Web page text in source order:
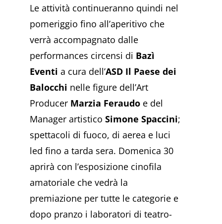
Le attività continueranno quindi nel
pomeriggio fino all’aperitivo che
verrà accompagnato dalle
performances circensi di Bazì
Eventi a cura dell’ASD Il Paese dei
Balocchi nelle figure dell’Art
Producer Marzia Feraudo e del
Manager artistico Simone Spaccini;
spettacoli di fuoco, di aerea e luci
led fino a tarda sera. Domenica 30
aprirà con l’esposizione cinofila
amatoriale che vedrà la
premiazione per tutte le categorie e
dopo pranzo i laboratori di teatro-